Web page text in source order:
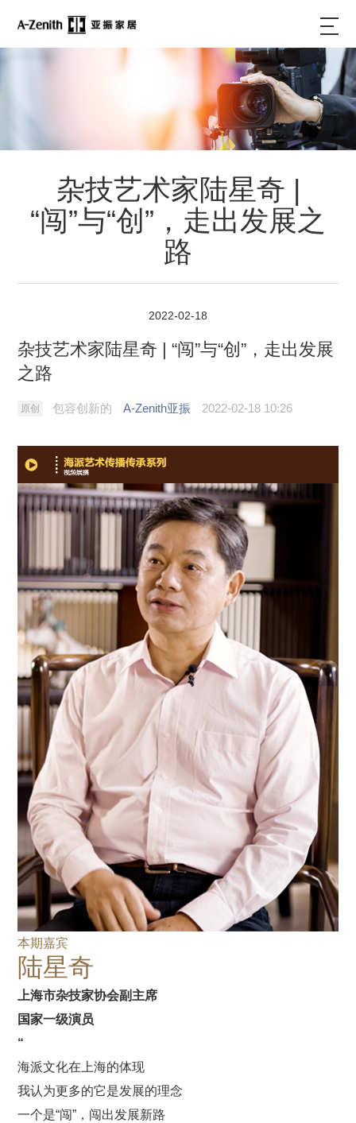
杂技艺术家陆星奇 |
“闯”与“创”，走出发展之
路
2022-02-18
杂技艺术家陆星奇 | “闯”与“创”，走出发展
之路
原创 包容创新的 A-Zenith亚振 2022-02-18 10:26
本期嘉宾
陆星奇
上海市杂技家协会副主席
国家一级演员
“
海派文化在上海的体现
我认为更多的它是发展的理念
一个是“闯”，闯出发展新路